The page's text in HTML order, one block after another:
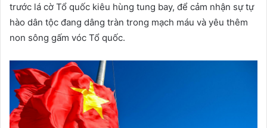
trước lá cờ Tổ quốc kiêu hùng tung bay, để cảm nhận sự tự
hào dân tộc đang dâng tràn trong mạch máu và yêu thêm
non sông gấm vóc Tổ quốc.